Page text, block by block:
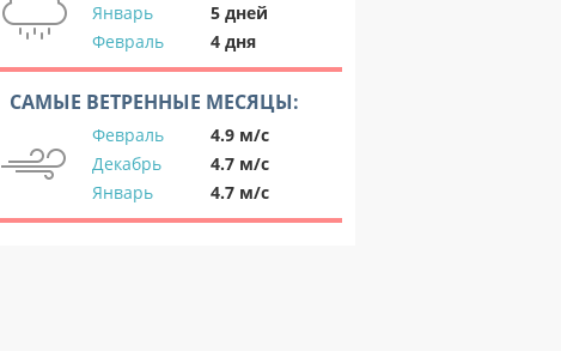
Январь
5 дней
Февраль
4 дня
САМЫЕ ВЕТРЕННЫЕ МЕСЯЦЫ:
Февраль
4.9 м/с
Декабрь
4.7 м/с
Январь
4.7 м/с